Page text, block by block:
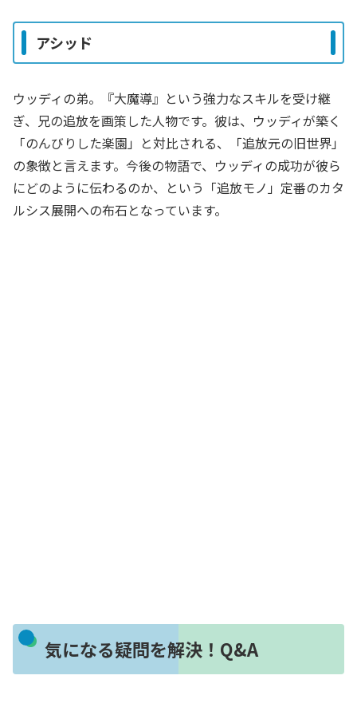
アシッド
ウッディの弟。『大魔導』という強力なスキルを受け継
ぎ、兄の追放を画策した人物です。彼は、ウッディが築く
「のんびりした楽園」と対比される、「追放元の旧世界」
の象徴と言えます。今後の物語で、ウッディの成功が彼ら
にどのように伝わるのか、という「追放モノ」定番のカタ
ルシス展開への布石となっています。
気になる疑問を解決！Q&A